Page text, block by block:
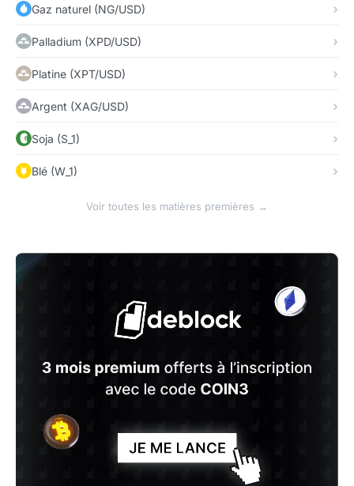
Gaz naturel (NG/USD)
Palladium (XPD/USD)
Platine (XPT/USD)
Argent (XAG/USD)
Soja (S_1)
Blé (W_1)
Voir toutes les matières premières →